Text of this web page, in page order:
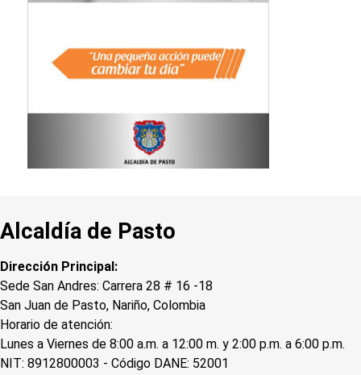
Alcaldía de Pasto
Dirección Principal:
Sede San Andres: Carrera 28 # 16 -18
San Juan de Pasto, Nariño, Colombia
Horario de atención:
Lunes a Viernes de 8:00 a.m. a 12:00 m. y 2:00 p.m. a 6:00 p.m.
NIT: 8912800003 - Código DANE: 52001